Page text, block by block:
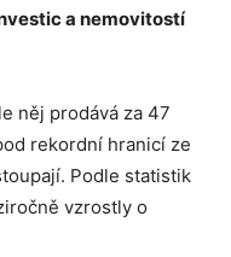
a nemovitostí
něj prodává za 47
rekordní hranicí ze
Podle statistik
vzrostly o